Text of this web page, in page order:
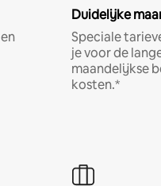
Duidelijke
Speciale
je voor de
maandelijkse
kosten.*